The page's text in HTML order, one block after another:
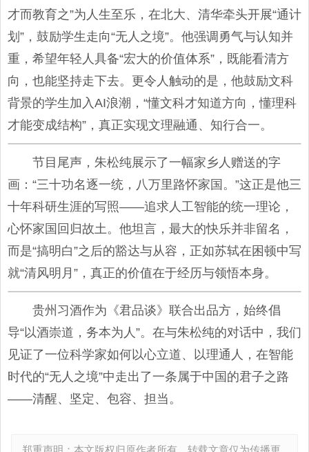
才而教育之”为人生至乐，在北大、清华牵头开展“通计
划”，鼓励学生走向“无人之境”。他强调勇气与认知并
重，希望年轻人具备“宏大的价值体系”，既能看清方
向，也能坚持走下去。更令人触动的是，他鼓励文科
背景的学生加入AI浪潮，“懂文科才知道方向，懂理科
才能变成结构”，真正实现文理融通、知行合一。
节目尾声，朱松纯展示了一幅家乡人赠送的字
画：“三十功名逐一统，八万里路怀家国。”这正是他三
十年科研生涯的写照——追求人工智能的统一理论，
心怀家国回归故土。他坦言，最大的快乐并非留名，
而是“搞明白”之后的豁达与从容，正如苏轼在困顿中写
就“清风明月”，真正的价值在于经历与领悟本身。
贵州习酒作为《君品谈》联合出品方，始终倡
导“以酒崇道，务本为人”。在与朱松纯的对话中，我们
见证了一位科学家如何以心立道、以理通人，在智能
时代的“无人之境”中走出了一条属于中国的君子之路
——清醒、坚定、包容、担当。
郑重声明：本文版权归原作者所有，转载文章仅为传播更